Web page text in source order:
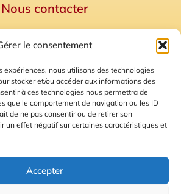
le consentement
expériences, nous utilisons des technologies
stocker et/ou accéder aux informations des
à ces technologies nous permettra de
que le comportement de navigation ou les ID
de ne pas consentir ou de retirer son
un effet négatif sur certaines caractéristiques et
Accepter
Nous contacter
Plan du site
des Cookies